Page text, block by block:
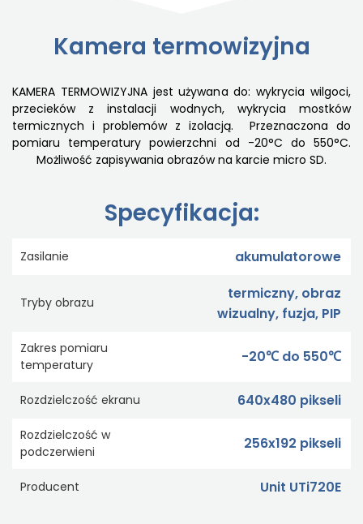
Kamera termowizyjna
KAMERA TERMOWIZYJNA jest używana do: wykrycia wilgoci,
przecieków z instalacji wodnych, wykrycia mostków
termicznych i problemów z izolacją. Przeznaczona do
pomiaru temperatury powierzchni od -20°C do 550°C.
Możliwość zapisywania obrazów na karcie micro SD.
Specyfikacja:
Zasilanie akumulatorowe
Tryby obrazu
termiczny, obraz
wizualny, fuzja, PIP
Zakres pomiaru
temperatury
-20℃ do 550℃
Rozdzielczość ekranu 640x480 pikseli
Rozdzielczość w
podczerwieni
256x192 pikseli
Producent Unit UTi720E